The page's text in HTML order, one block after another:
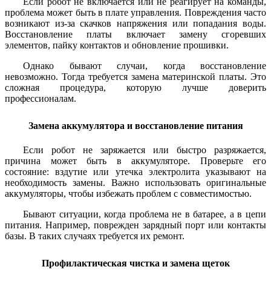
проблема может быть в плате управления. Повреждения часто
возникают из-за скачков напряжения или попадания воды.
Восстановление платы включает замену сгоревших
элементов, пайку контактов и обновление прошивки.
Однако бывают случаи, когда восстановление
невозможно. Тогда требуется замена материнской платы. Это
сложная процедура, которую лучше доверить
профессионалам.
Замена аккумулятора и восстановление питания
Если робот не заряжается или быстро разряжается,
причина может быть в аккумуляторе. Проверьте его
состояние: вздутие или утечка электролита указывают на
необходимость замены. Важно использовать оригинальные
аккумуляторы, чтобы избежать проблем с совместимостью.
Бывают ситуации, когда проблема не в батарее, а в цепи
питания. Например, поврежден зарядный порт или контакты
базы. В таких случаях требуется их ремонт.
Профилактическая чистка и замена щеток